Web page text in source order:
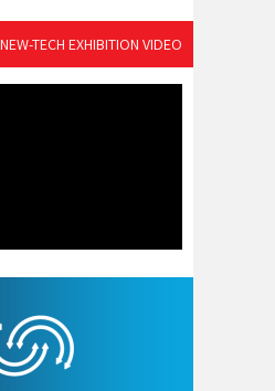
NEW-TECH EXHIBITION VIDEO